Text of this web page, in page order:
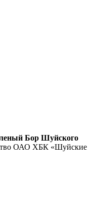
Бор Шуйского
ОАО ХБК «Шуйские